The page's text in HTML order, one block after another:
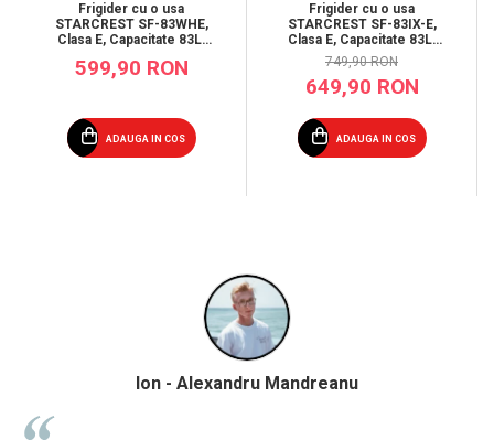
Frigider cu o usa
STARCREST SF-83WHE,
Clasa E, Capacitate 83L,
Compartiment gheata, H
599,90 RON
ADAUGA IN COS
Frigider cu o usa
STARCREST SF-83IX-E,
Clasa E, Capacitate 83L,
Iluminare interioara,
Compartiment gheata, H
85 cm, Inox
749,90 RON
649,90 RON
ADAUGA IN COS
Ion - Alexandru Mandreanu